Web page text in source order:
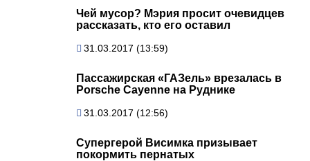
Чей мусор? Мэрия просит очевидцев
рассказать, кто его оставил
31.03.2017 (13:59)
Пассажирская «ГАЗель» врезалась в
Porsche Cayenne на Руднике
31.03.2017 (12:56)
Супергерой Висимка призывает
покормить пернатых